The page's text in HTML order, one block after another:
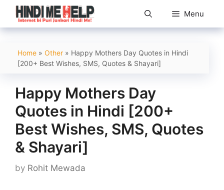
Skip
content
Menu
Home » Other » Happy Mothers Day Quotes in Hindi
[200+ Best Wishes, SMS, Quotes & Shayari]
Happy Mothers Day
Quotes in Hindi [200+
Best Wishes, SMS, Quotes
& Shayari]
by Rohit Mewada